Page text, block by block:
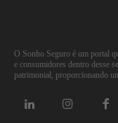
O Sonho Seguro é um portal
e consumidores dentro desse
patrimonial, proporcionando